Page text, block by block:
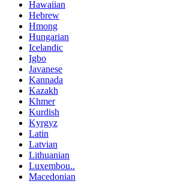
Hawaiian
Hebrew
Hmong
Hungarian
Icelandic
Igbo
Javanese
Kannada
Kazakh
Khmer
Kurdish
Kyrgyz
Latin
Latvian
Lithuanian
Luxembou..
Macedonian